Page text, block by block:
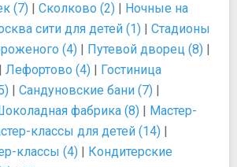
(7) | Сколково (2) | Ночные на
сити для детей (1) | Стадионы
(4) | Путевой дворец (8) |
| Лефортово (4) | Гостиница
| Сандуновские бани (7) |
фабрика (8) | Мастер-
классы для детей (14) |
классы (4) | Кондитерские